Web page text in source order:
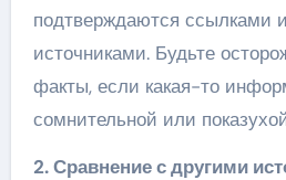
подтверждаются ссылками
источниками. Будьте
факты, если какая-то
сомнительной или
2. Сравнение с другими